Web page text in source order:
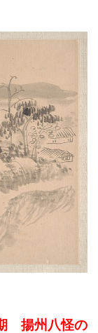
揚州八怪の